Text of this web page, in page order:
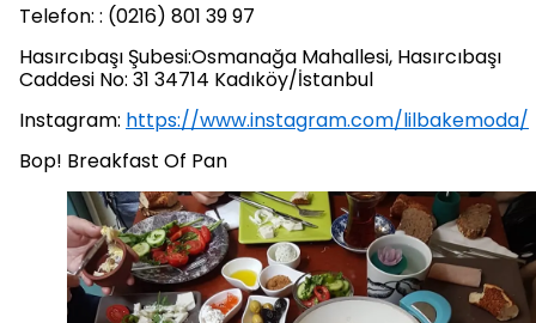
Telefon: : (0216) 801 39 97
Hasırcıbaşı Şubesi:Osmanağa Mahallesi, Hasırcıbaşı
Caddesi No: 31 34714 Kadıköy/İstanbul
Instagram: https://www.instagram.com/lilbakemoda/
Bop! Breakfast Of Pan